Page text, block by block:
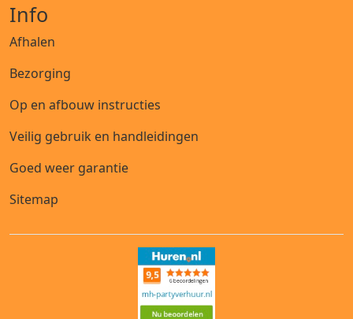
Info
Afhalen
Bezorging
Op en afbouw instructies
Veilig gebruik en handleidingen
Goed weer garantie
Sitemap